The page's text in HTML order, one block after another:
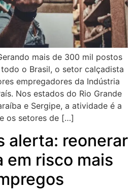
mais de 300 mil postos
o Brasil, o setor calçadista
empregadores da Indústria
Nos estados do Rio Grande
e Sergipe, a atividade é a
os setores de […]
alerta: reonerar
em risco mais